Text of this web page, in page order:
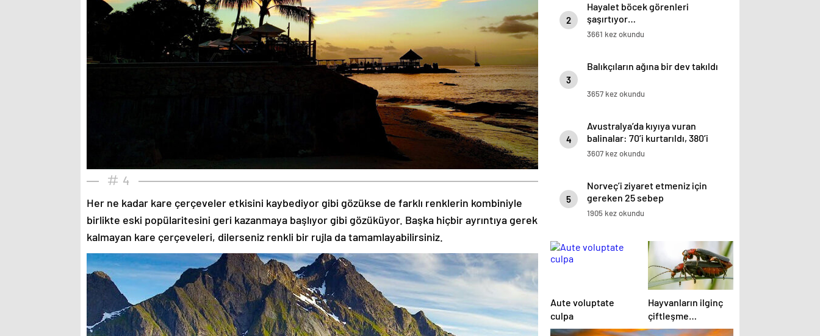
4
Her ne kadar kare çerçeveler etkisini kaybediyor gibi gözükse de farklı renklerin kombiniyle
birlikte eski popülaritesini geri kazanmaya başlıyor gibi gözüküyor. Başka hiçbir ayrıntıya gerek
kalmayan kare çerçeveleri, dilerseniz renkli bir rujla da tamamlayabilirsiniz.
2
Hayalet böcek görenleri
şaşırtıyor…
3661 kez okundu
3
Balıkçıların ağına bir dev takıldı
3657 kez okundu
4
Avustralya’da kıyıya vuran
balinalar: 70’i kurtarıldı, 380’i
öldü
3607 kez okundu
5
Norveç’i ziyaret etmeniz için
gereken 25 sebep
1905 kez okundu
Aute voluptate
culpa
Hayvanların ilginç
çiftleşme
biçimlerini National